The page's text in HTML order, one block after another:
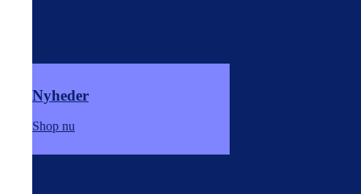
Nyheder
Shop nu